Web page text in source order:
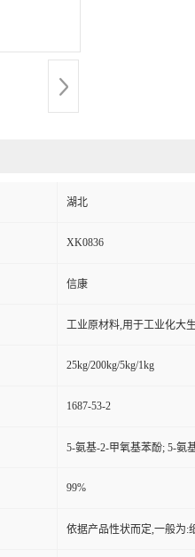
湖北
XK0836
信康
工业原材料,用于工业化大
25kg/200kg/5kg/1kg
1687-53-2
5-氨基-2-甲氧基苯酚; 5-氨
99%
依据产品性状而定,一般为: